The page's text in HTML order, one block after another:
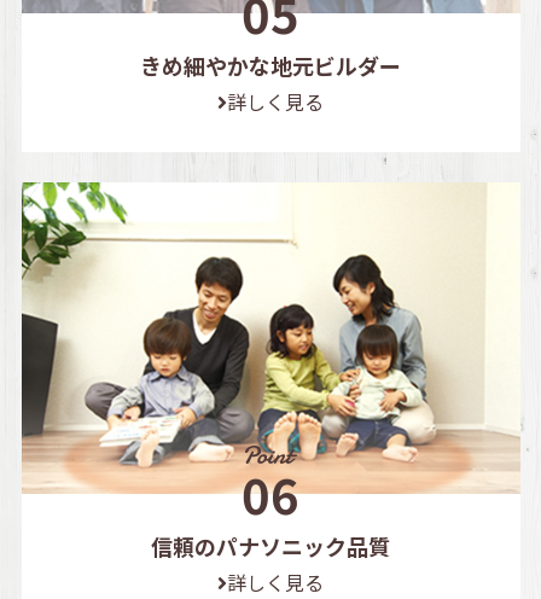
きめ細やかな地元ビルダー
詳しく見る
信頼のパナソニック品質
詳しく見る